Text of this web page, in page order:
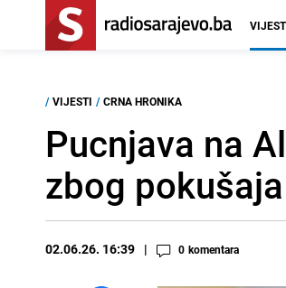
/ VIJESTI / CRNA HRONIKA
Pucnjava na
zbog
02.06.26. 16:39 0 komentara